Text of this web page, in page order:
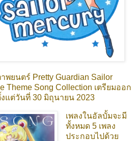
พยนตร์ Pretty Guardian Sailor
Theme Song Collection เตรียมออก
แต่วันที่ 30 มิถุนายน 2023
เพลงในอัลบั้มจะมี
ทั้งหมด 5 เพลง
ประกอบไปด้วย